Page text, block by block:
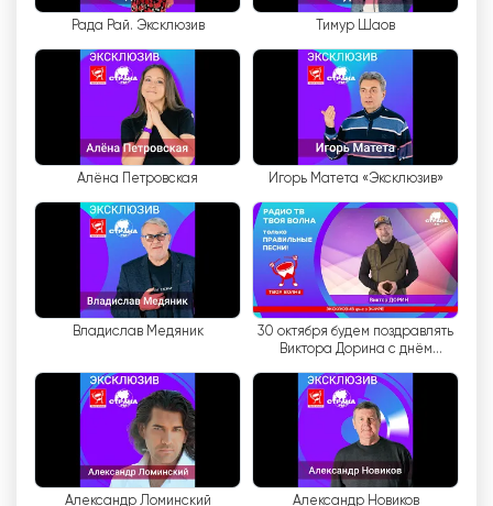
스트라나 FM에서 가장 인기 있는 프로그램 중 하나
는 콘서트 홀입니다. 이 프로그램에서 시청자는 전설
적인 뮤지션과 야심 찬 젊은 아티스트의 공연을 모두
즐길 수 있습니다. 콘서트는 특별한 분위기를 조성하
고 시청자가 콘서트 청중의 일부가 된 듯한 느낌을
받을 수 있도록 스트라나 FM 스튜디오에서 바로 열
립니다.
Strana FM TV 채널은 라이브 사운드와 비공식적 인
커뮤니케이션을 좋아하는 모든 사람들을위한 진정한
발견입니다. 음악을 즐길 수 있을 뿐만 아니라 음악
계의 최신 뉴스를 접할 수 있는 기회도 제공합니다.
Strana FM 실시간 무료보기
Рада Рай. Эксклюзив Тимур Шаов
Алёна Петровская Игорь Матета «Эксклюзив»
Владислав Медяник
30 октября будем поздравлять
Виктора Дорина с днём
Александр Ломинский Александр Новиков